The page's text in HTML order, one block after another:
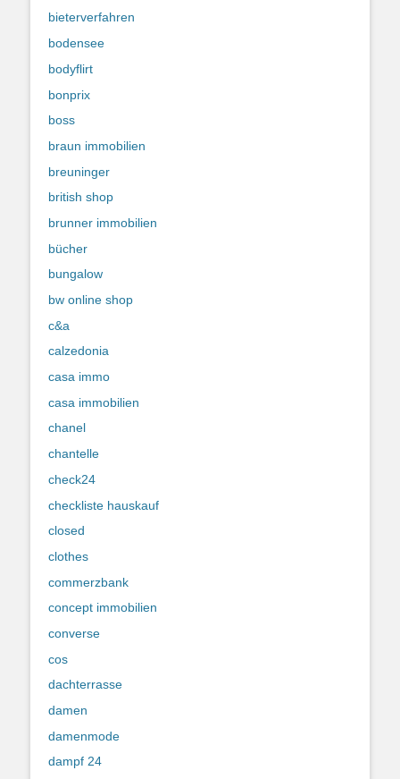
bieterverfahren
bodensee
bodyflirt
bonprix
boss
braun immobilien
breuninger
british shop
brunner immobilien
bücher
bungalow
bw online shop
c&a
calzedonia
casa immo
casa immobilien
chanel
chantelle
check24
checkliste hauskauf
closed
clothes
commerzbank
concept immobilien
converse
cos
dachterrasse
damen
damenmode
dampf 24